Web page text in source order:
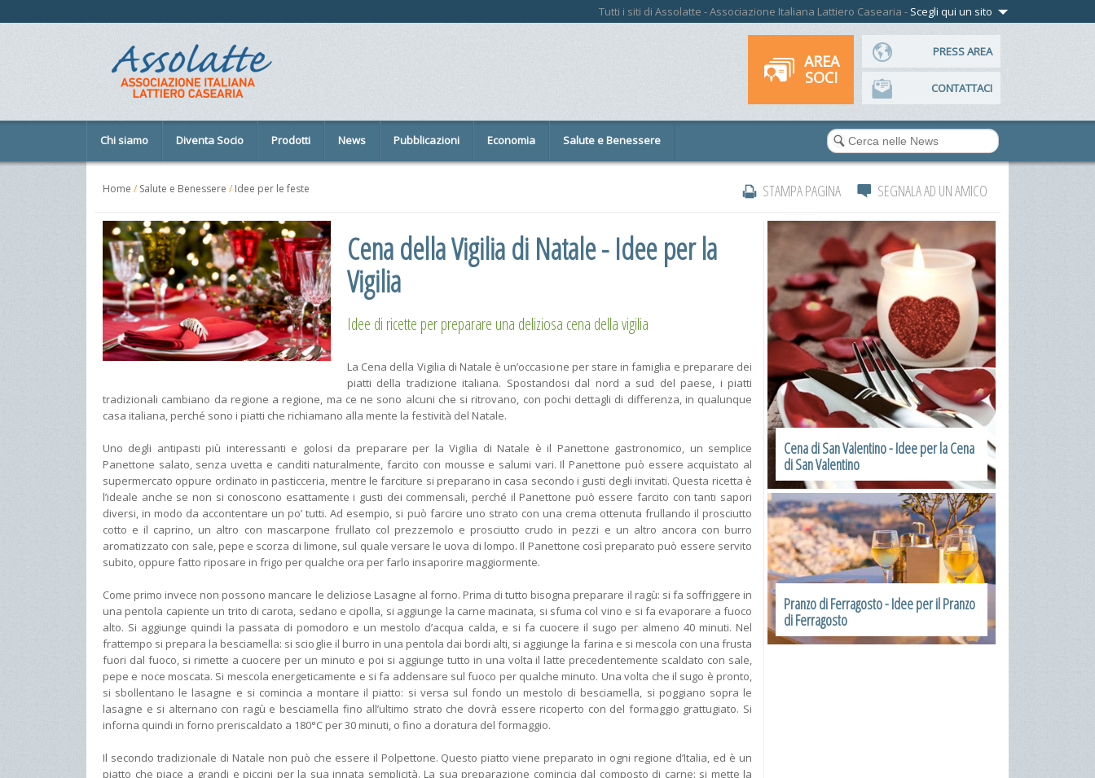
Tutti i siti di Assolatte - Associazione Italiana Lattiero Casearia - Scegli qui un sito
PRESS AREA
CONTATTACI
AREA
SOCI
Chi siamo Diventa Socio Prodotti News Pubblicazioni Economia Salute e Benessere
Home / Salute e Benessere / Idee per le feste STAMPA PAGINA SEGNALA AD UN AMICO
Cena della Vigilia di Natale - Idee per la
Vigilia
Idee di ricette per preparare una deliziosa cena della vigilia
La Cena della Vigilia di Natale è un’occasione per stare in famiglia e preparare dei
piatti della tradizione italiana. Spostandosi dal nord a sud del paese, i piatti
tradizionali cambiano da regione a regione, ma ce ne sono alcuni che si ritrovano, con pochi dettagli di differenza, in qualunque
casa italiana, perché sono i piatti che richiamano alla mente la festività del Natale.
Uno degli antipasti più interessanti e golosi da preparare per la Vigilia di Natale è il Panettone gastronomico, un semplice
Panettone salato, senza uvetta e canditi naturalmente, farcito con mousse e salumi vari. Il Panettone può essere acquistato al
supermercato oppure ordinato in pasticceria, mentre le farciture si preparano in casa secondo i gusti degli invitati. Questa ricetta è
l’ideale anche se non si conoscono esattamente i gusti dei commensali, perché il Panettone può essere farcito con tanti sapori
diversi, in modo da accontentare un po’ tutti. Ad esempio, si può farcire uno strato con una crema ottenuta frullando il prosciutto
cotto e il caprino, un altro con mascarpone frullato col prezzemolo e prosciutto crudo in pezzi e un altro ancora con burro
aromatizzato con sale, pepe e scorza di limone, sul quale versare le uova di lompo. Il Panettone così preparato può essere servito
subito, oppure fatto riposare in frigo per qualche ora per farlo insaporire maggiormente.
Come primo invece non possono mancare le deliziose Lasagne al forno. Prima di tutto bisogna preparare il ragù: si fa soffriggere in
una pentola capiente un trito di carota, sedano e cipolla, si aggiunge la carne macinata, si sfuma col vino e si fa evaporare a fuoco
alto. Si aggiunge quindi la passata di pomodoro e un mestolo d’acqua calda, e si fa cuocere il sugo per almeno 40 minuti. Nel
frattempo si prepara la besciamella: si scioglie il burro in una pentola dai bordi alti, si aggiunge la farina e si mescola con una frusta
fuori dal fuoco, si rimette a cuocere per un minuto e poi si aggiunge tutto in una volta il latte precedentemente scaldato con sale,
pepe e noce moscata. Si mescola energeticamente e si fa addensare sul fuoco per qualche minuto. Una volta che il sugo è pronto,
si sbollentano le lasagne e si comincia a montare il piatto: si versa sul fondo un mestolo di besciamella, si poggiano sopra le
lasagne e si alternano con ragù e besciamella fino all’ultimo strato che dovrà essere ricoperto con del formaggio grattugiato. Si
inforna quindi in forno preriscaldato a 180°C per 30 minuti, o fino a doratura del formaggio.
Il secondo tradizionale di Natale non può che essere il Polpettone. Questo piatto viene preparato in ogni regione d’Italia, ed è un
piatto che piace a grandi e piccini per la sua innata semplicità. La sua preparazione comincia dal composto di carne: si mette la
Cena di San Valentino - Idee per la Cena
di San Valentino
Pranzo di Ferragosto - Idee per il Pranzo
di Ferragosto